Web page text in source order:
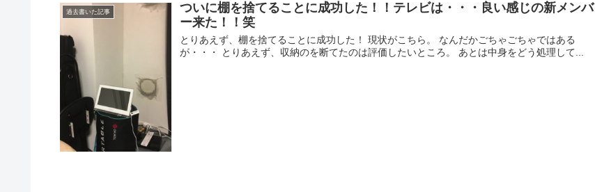
過去書いた記事
ついに棚を捨てることに成功した！！テレビは・・・良い感じの新メンバ
ー来た！！笑
とりあえず、棚を捨てることに成功した！ 現状がこちら。 なんだかごちゃごちゃではある
が・・・ とりあえず、収納のを断てたのは評価したいところ。 あとは中身をどう処理して...